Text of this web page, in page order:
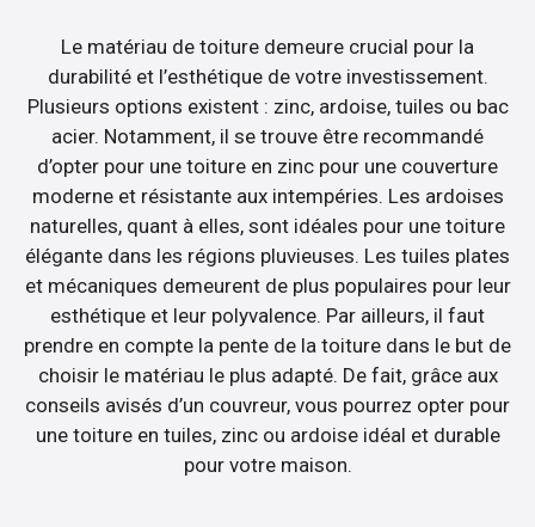
Le matériau de toiture demeure crucial pour la
durabilité et l’esthétique de votre investissement.
Plusieurs options existent : zinc, ardoise, tuiles ou bac
acier. Notamment, il se trouve être recommandé
d’opter pour une toiture en zinc pour une couverture
moderne et résistante aux intempéries. Les ardoises
naturelles, quant à elles, sont idéales pour une toiture
élégante dans les régions pluvieuses. Les tuiles plates
et mécaniques demeurent de plus populaires pour leur
esthétique et leur polyvalence. Par ailleurs, il faut
prendre en compte la pente de la toiture dans le but de
choisir le matériau le plus adapté. De fait, grâce aux
conseils avisés d’un couvreur, vous pourrez opter pour
une toiture en tuiles, zinc ou ardoise idéal et durable
pour votre maison.